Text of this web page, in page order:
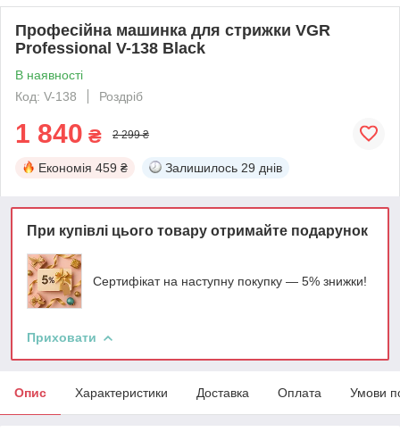
Професійна машинка для стрижки VGR
Professional V-138 Black
В наявності
Код: V-138
Роздріб
1 840 ₴ 2 299 ₴
Економія 459 ₴ Залишилось 29 днів
При купівлі цього товару отримайте подарунок
Сертифікат на наступну покупку — 5% знижки!
Приховати
Опис Характеристики Доставка Оплата Умови